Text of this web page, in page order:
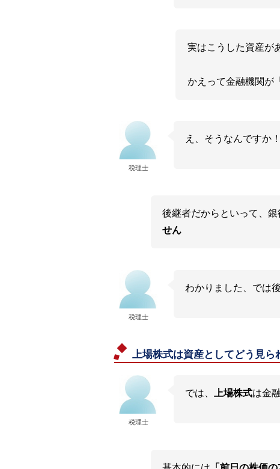
実はこうした資産が
かえって金融機関が
税理士
え、そうなんですか
後継者だからといって、
せん
税理士
わかりました、では
上場株式は資産としてどう見ら
税理士
では、上場株式は金